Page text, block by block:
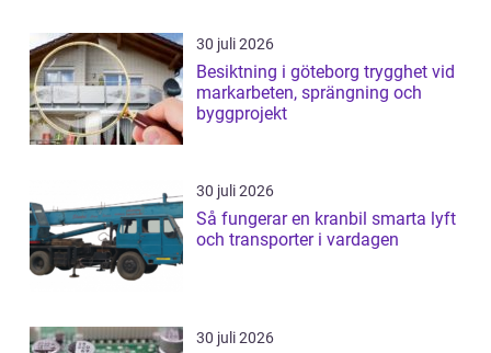
30 juli 2026
Besiktning i göteborg trygghet vid
markarbeten, sprängning och
byggprojekt
30 juli 2026
Så fungerar en kranbil smarta lyft
och transporter i vardagen
30 juli 2026